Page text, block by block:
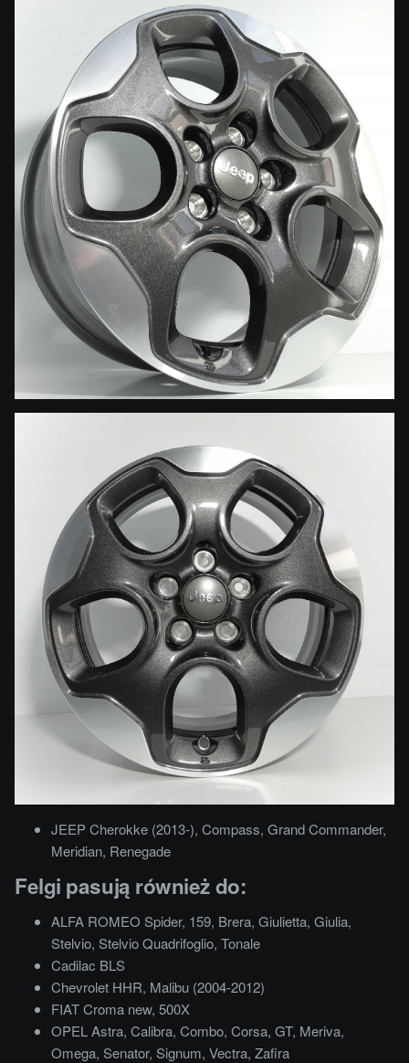
JEEP Cherokke (2013-), Compass, Grand Commander,
Meridian, Renegade
Felgi pasują również do:
ALFA ROMEO Spider, 159, Brera, Giulietta, Giulia,
Stelvio, Stelvio Quadrifoglio, Tonale
Cadilac BLS
Chevrolet HHR, Malibu (2004-2012)
FIAT Croma new, 500X
OPEL Astra, Calibra, Combo, Corsa, GT, Meriva,
Omega, Senator, Signum, Vectra, Zafira